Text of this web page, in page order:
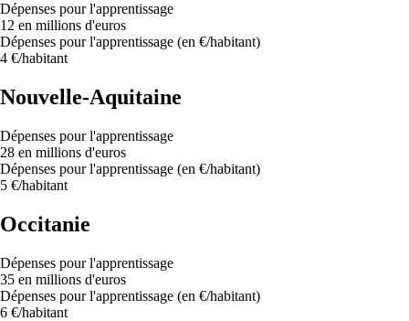
Dépenses pour l'apprentissage
12 en millions d'euros
Dépenses pour l'apprentissage (en €/habitant)
4 €/habitant
Nouvelle-Aquitaine
Dépenses pour l'apprentissage
28 en millions d'euros
Dépenses pour l'apprentissage (en €/habitant)
5 €/habitant
Occitanie
Dépenses pour l'apprentissage
35 en millions d'euros
Dépenses pour l'apprentissage (en €/habitant)
6 €/habitant